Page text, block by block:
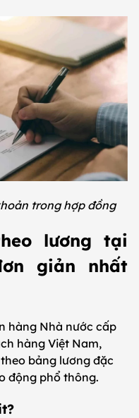
trong hợp đồng
lương tại
giản nhất
hàng Nhà nước cấp
hàng Việt Nam,
bảng lương đặc
động phổ thông.